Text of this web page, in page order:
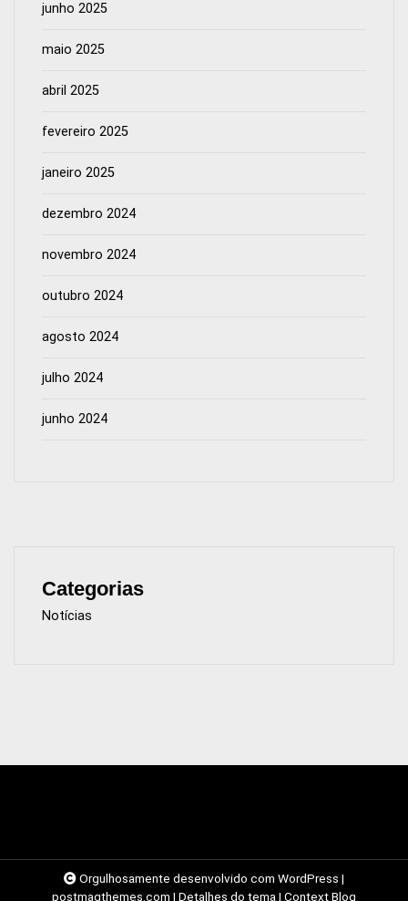
junho 2025
maio 2025
abril 2025
fevereiro 2025
janeiro 2025
dezembro 2024
novembro 2024
outubro 2024
agosto 2024
julho 2024
junho 2024
Categorias
Notícias
Orgulhosamente desenvolvido com WordPress |
postmagthemes.com | Detalhes do tema | Context Blog